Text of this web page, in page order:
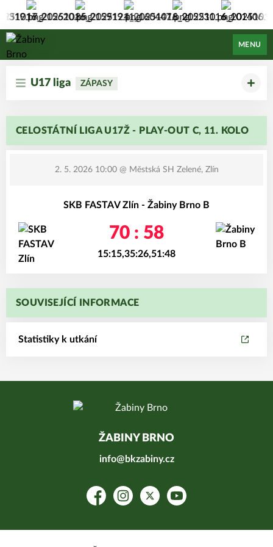
Žabiny Brno
MENU
U17 liga ZÁPASY
CELOSTÁTNÍ LIGA U17Ž - PLAY-OUT C, 11. KOLO
2. 5. 2026 10:00@ Městská SH Zelené, Zlín
SKB FASTAV Zlín - Žabiny Brno B
70 : 58
15:15,35:26,51:48
SOUVISEJÍCÍ INFORMACE
Statistiky k utkání
ŽABINY BRNO
info@bkzabiny.cz
FacebookInstagramPlatform X
YouTube